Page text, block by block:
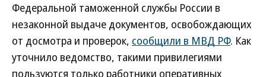
Федеральной таможенной службы России в
незаконной выдаче документов, освобождающих
от досмотра и проверок, сообщили в МВД РФ. Как
уточнило ведомство, такими привилегиями
пользуются только работники оперативных